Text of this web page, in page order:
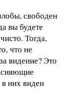
свободен
вы будете
Тогда,
что не
видение? Это
сияющие
них виден